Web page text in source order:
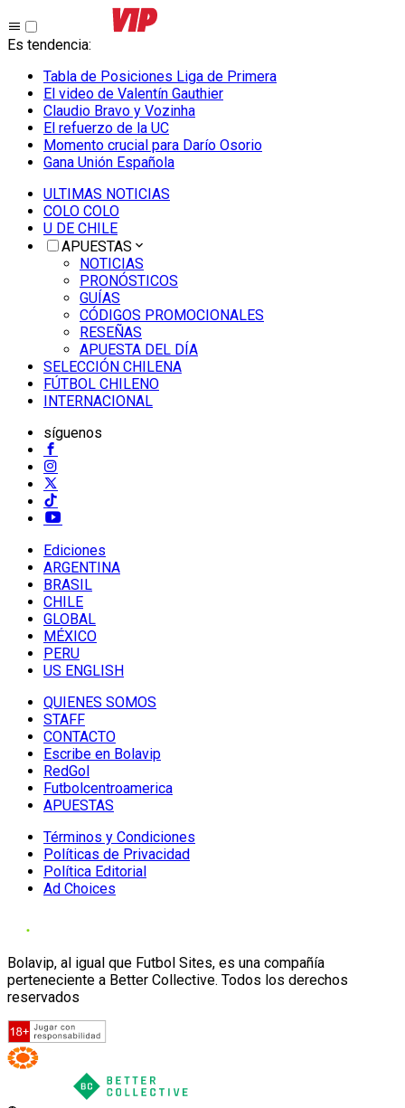
Es tendencia:
Tabla de Posiciones Liga de Primera
El video de Valentín Gauthier
Claudio Bravo y Vozinha
El refuerzo de la UC
Momento crucial para Darío Osorio
Gana Unión Española
ULTIMAS NOTICIAS
COLO COLO
U DE CHILE
APUESTAS
NOTICIAS
PRONÓSTICOS
GUÍAS
CÓDIGOS PROMOCIONALES
RESEÑAS
APUESTA DEL DÍA
SELECCIÓN CHILENA
FÚTBOL CHILENO
INTERNACIONAL
síguenos
Ediciones
ARGENTINA
BRASIL
CHILE
GLOBAL
MÉXICO
PERU
US ENGLISH
QUIENES SOMOS
STAFF
CONTACTO
Escribe en Bolavip
RedGol
Futbolcentroamerica
APUESTAS
Términos y Condiciones
Políticas de Privacidad
Política Editorial
Ad Choices
Bolavip, al igual que Futbol Sites, es una compañía
perteneciente a Better Collective. Todos los derechos
reservados